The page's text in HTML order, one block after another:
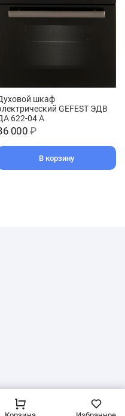
шкаф
GEFEST ЭДВ
622-04 А
000₽
В корзину
не является публичной